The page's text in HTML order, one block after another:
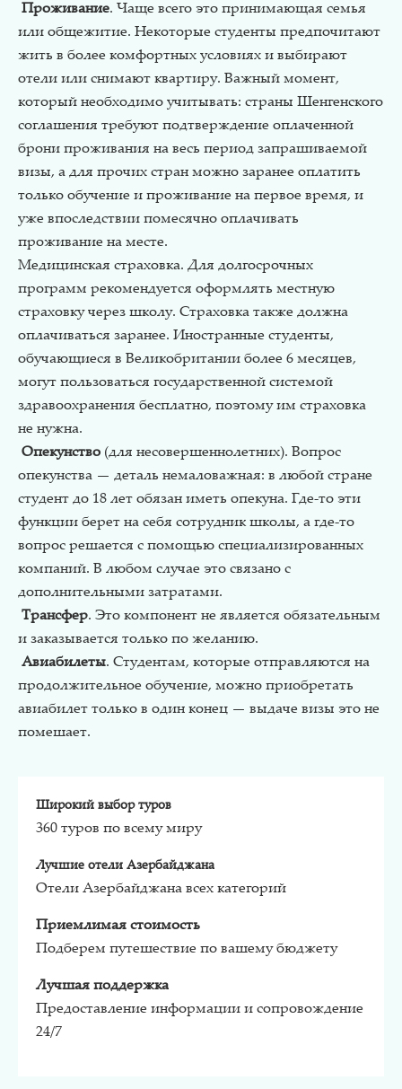
Широкий выбор туров
360 туров по всему миру
Лучшие отели Азербайджана
Отели Азербайджана всех категорий
Приемлимая стоимость
Подберем путешествие по вашему бюджету
Лучшая поддержка
Предоставление информации и сопровождение
24/7
Проживание. Чаще всего это принимающая семья
или общежитие. Некоторые студенты предпочитают
жить в более комфортных условиях и выбирают
отели или снимают квартиру. Важный момент,
который необходимо учитывать: страны Шенгенского
соглашения требуют подтверждение оплаченной
брони проживания на весь период запрашиваемой
визы, а для прочих стран можно заранее оплатить
только обучение и проживание на первое время, и
уже впоследствии помесячно оплачивать
проживание на месте.
Медицинская страховка. Для долгосрочных
программ рекомендуется оформлять местную
страховку через школу. Страховка также должна
оплачиваться заранее. Иностранные студенты,
обучающиеся в Великобритании более 6 месяцев,
могут пользоваться государственной системой
здравоохранения бесплатно, поэтому им страховка
не нужна.
Опекунство (для несовершеннолетних). Вопрос
опекунства — деталь немаловажная: в любой стране
студент до 18 лет обязан иметь опекуна. Где-то эти
функции берет на себя сотрудник школы, а где-то
вопрос решается с помощью специализированных
компаний. В любом случае это связано с
дополнительными затратами.
Трансфер. Это компонент не является обязательным
и заказывается только по желанию.
Авиабилеты. Студентам, которые отправляются на
продолжительное обучение, можно приобретать
авиабилет только в один конец — выдаче визы это не
помешает.